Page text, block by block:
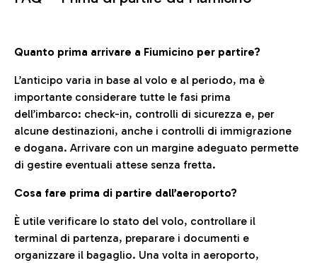
Quanto prima arrivare a Fiumicino per partire?
L’anticipo varia in base al volo e al periodo, ma è
importante considerare tutte le fasi prima
dell’imbarco: check-in, controlli di sicurezza e, per
alcune destinazioni, anche i controlli di immigrazione
e dogana. Arrivare con un margine adeguato permette
di gestire eventuali attese senza fretta.
Cosa fare prima di partire dall’aeroporto?
È utile verificare lo stato del volo, controllare il
terminal di partenza, preparare i documenti e
organizzare il bagaglio. Una volta in aeroporto,